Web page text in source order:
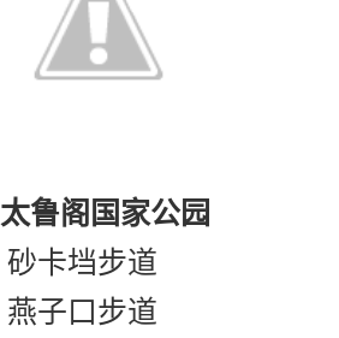
太鲁阁国家公园
砂卡垱步道
燕子口步道